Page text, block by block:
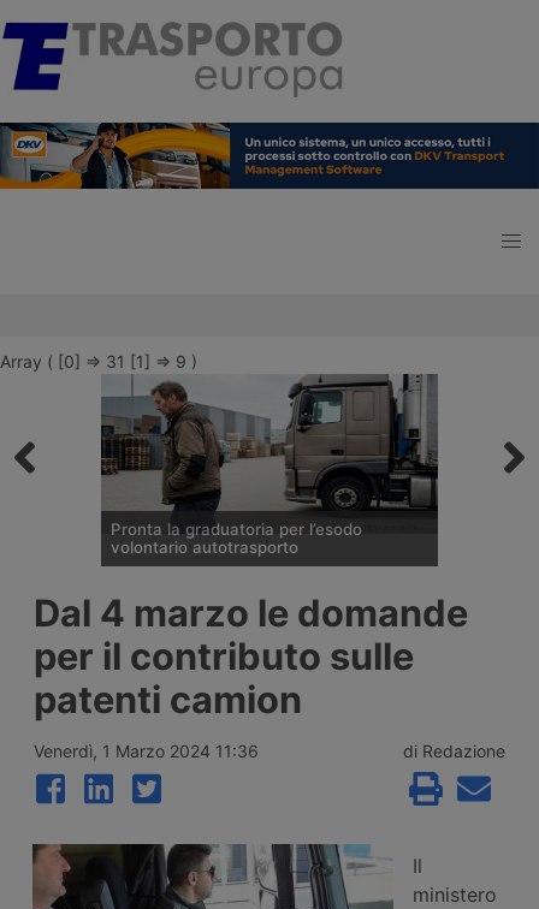
Array ( [0] => 31 [1] => 9 )
Pronta la graduatoria per l’esodo
volontario autotrasporto
degli Autotrasportatori ha pubblicato
l’elenco delle 133 imprese monoveicolari
ammesse agli incentivi da 15mila euro per
l’uscita volontaria dal mercato, nell’ambito
del bando finanziato con 2 milioni di euro
per il 2026.
Dal 4 marzo le domande
per il contributo sulle
patenti camion
Venerdì, 1 Marzo 2024 11:36 di Redazione
Il
ministero